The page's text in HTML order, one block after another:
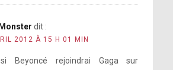
dit :
2012 À 15 H 01 MIN
Beyoncé rejoindrai Gaga sur